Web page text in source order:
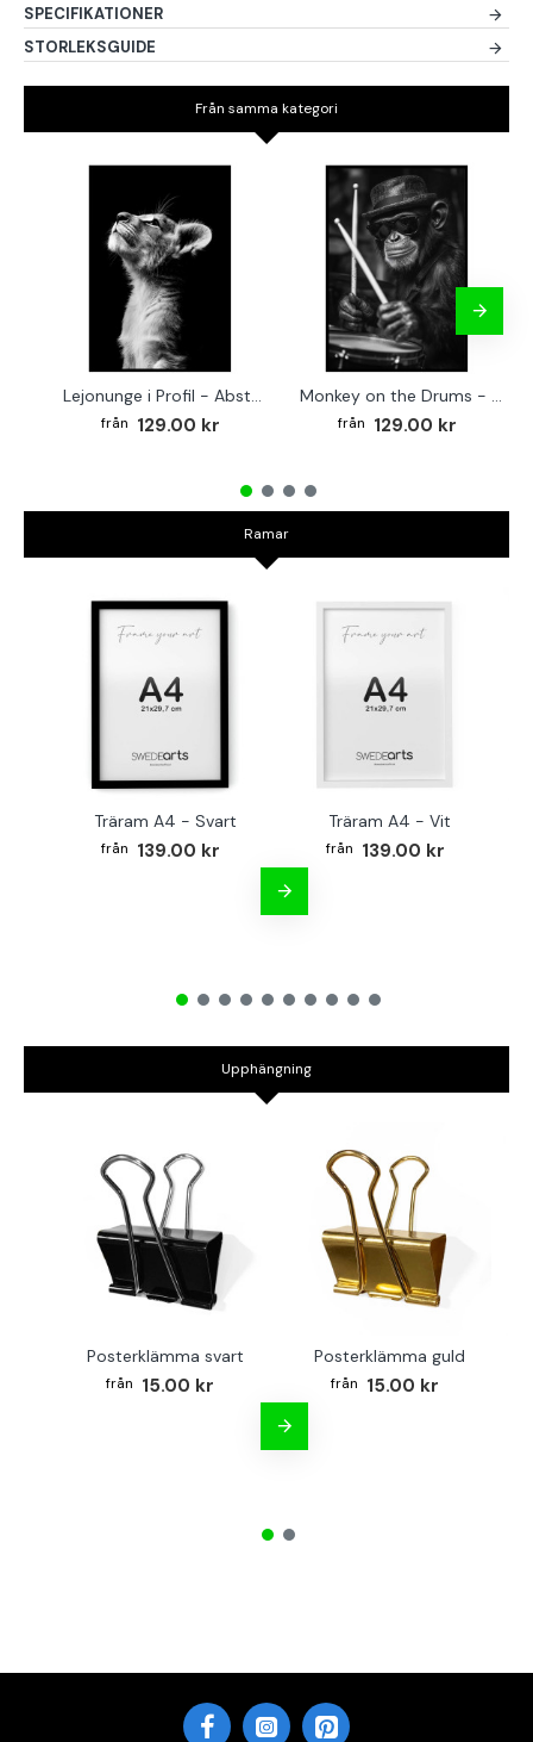
SPECIFIKATIONER
STORLEKSGUIDE
Från samma kategori
Lejonunge i Profil - Abstrakt poster i svartvitt
129.00 kr
Monkey on the Drums - Trendig poster
129.00 kr
Ramar
Träram A4 - Svart
139.00 kr
Träram A4 - Vit
139.00 kr
Upphängning
Posterklämma svart
15.00 kr
Posterklämma guld
15.00 kr